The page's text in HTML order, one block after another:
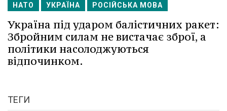
НАТО УКРАЇНА РОСІЙСЬКА МОВА
Україна під ударом балістичних ракет:
Збройним силам не вистачає зброї, а
політики насолоджуються
відпочинком.
ТЕГИ